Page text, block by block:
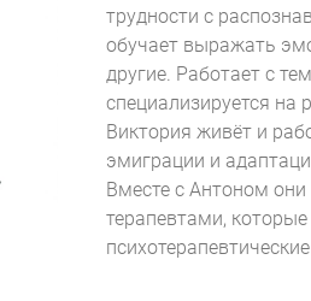
трудности с
обучает выражать
другие. Работает с
специализируется на
Виктория живёт и
эмиграции и
Вместе с Антоном
терапевтами,